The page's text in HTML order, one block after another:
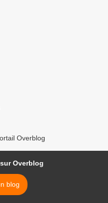
Overblog
Overblog
blog